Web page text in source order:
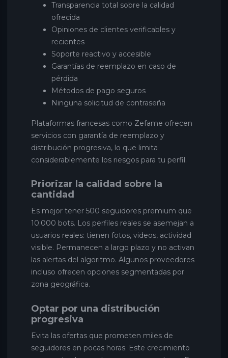
Transparencia total sobre la calidad
ofrecida
Opiniones de clientes verificables y
recientes
Soporte reactivo y accesible
Garantías de reemplazo en caso de
pérdida
Métodos de pago seguros
Ninguna solicitud de contraseña
Plataformas francesas como Zefame ofrecen
servicios con garantía de reemplazo y
distribución progresiva, lo que limita
considerablemente los riesgos para tu perfil.
Priorizar la calidad sobre la
cantidad
Es mejor tener 500 seguidores premium que
10.000 bots. Los perfiles reales se asemejan a
usuarios reales: tienen fotos, videos, actividad
visible. Permanecen a largo plazo y no activan
las alertas del algoritmo. Algunos proveedores
incluso ofrecen opciones segmentadas por
zona geográfica.
Optar por una distribución
progresiva
Evita las ofertas que prometen miles de
seguidores en pocas horas. Este crecimiento